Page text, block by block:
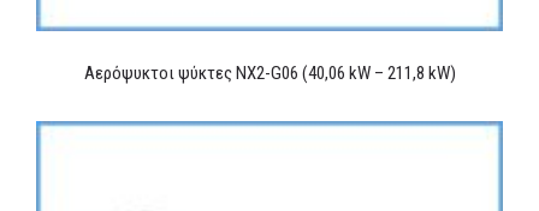
Αερόψυκτοι ψύκτες NX2-G06 (40,06 kW – 211,8 kW)